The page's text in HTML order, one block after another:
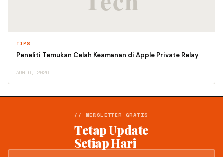
TIPS
Peneliti Temukan Celah Keamanan di Apple Private Relay
AUG 6, 2026
// NEWSLETTER GRATIS
Tetap Update
Setiap Hari